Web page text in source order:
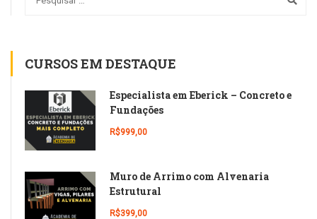
CURSOS EM DESTAQUE
Especialista em Eberick – Concreto e
Fundações
R$999,00
Muro de Arrimo com Alvenaria
Estrutural
R$399,00